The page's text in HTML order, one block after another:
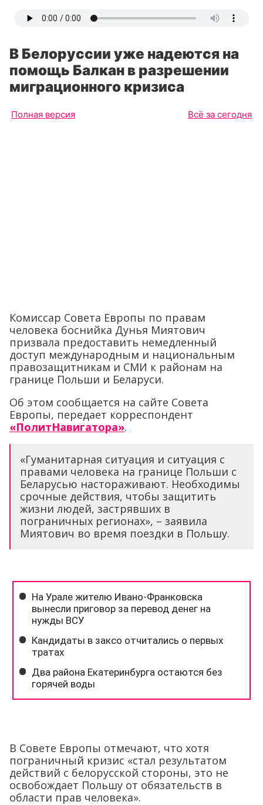
В Белоруссии уже надеются на
помощь Балкан в разрешении
миграционного кризиса
Полная версия Всё за сегодня
Комиссар Совета Европы по правам
человека боснийка Дунья Миятович
призвала предоставить немедленный
доступ международным и национальным
правозащитникам и СМИ к районам на
границе Польши и Беларуси.
Об этом сообщается на сайте Совета
Европы, передает корреспондент
«ПолитНавигатора».
«Гуманитарная ситуация и ситуация с
правами человека на границе Польши с
Беларусью настораживают. Необходимы
срочные действия, чтобы защитить
жизни людей, застрявших в
пограничных регионах», – заявила
Миятович во время поездки в Польшу.
В Совете Европы отмечают, что хотя
пограничный кризис «стал результатом
действий с белорусской стороны, это не
освобождает Польшу от обязательств в
области прав человека».